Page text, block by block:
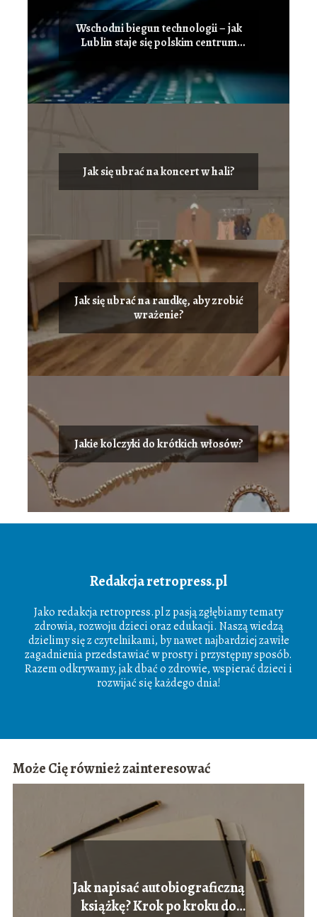
Wschodni biegun technologii – jak
Lublin staje się polskim centrum
Jak się ubrać na koncert w hali?
Jak się ubrać na randkę, aby zrobić
wrażenie?
Jakie kolczyki do krótkich włosów?
Redakcja retropress.pl
Jako redakcja retropress.pl z pasją zgłębiamy tematy
zdrowia, rozwoju dzieci oraz edukacji. Naszą wiedzą
dzielimy się z czytelnikami, by nawet najbardziej zawiłe
zagadnienia przedstawiać w prosty i przystępny sposób.
Razem odkrywamy, jak dbać o zdrowie, wspierać dzieci i
rozwijać się każdego dnia!
Może Cię również zainteresować
Jak napisać autobiograficzną
książkę? Krok po kroku do